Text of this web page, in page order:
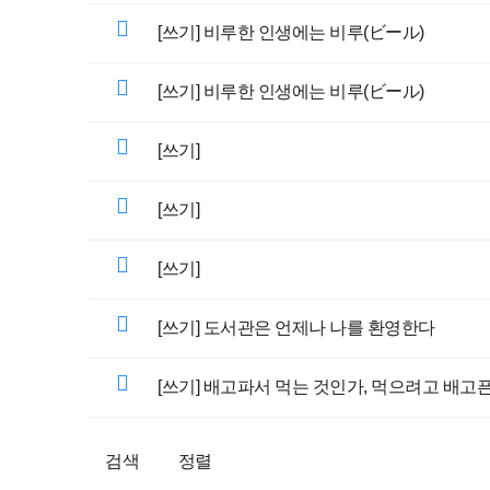
[쓰기] 비루한 인생에는 비루(ビール)
[쓰기] 비루한 인생에는 비루(ビール)
[쓰기]
[쓰기]
[쓰기]
[쓰기] 도서관은 언제나 나를 환영한다
[쓰기] 배고파서 먹는 것인가, 먹으려고 배고
검색 정렬